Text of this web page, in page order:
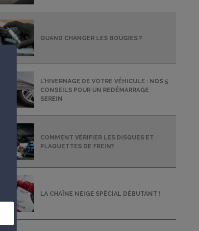
QUAND CHANGER LES BOUGIES ?
L’HIVERNAGE DE VOTRE VÉHICULE : NOS 5
CONSEILS POUR UN REDÉMARRAGE
SEREIN
COMMENT VÉRIFIER LES DISQUES ET
PLAQUETTES DE FREIN?
LA CHAÎNE NEIGE SPÉCIAL DÉBUTANT !